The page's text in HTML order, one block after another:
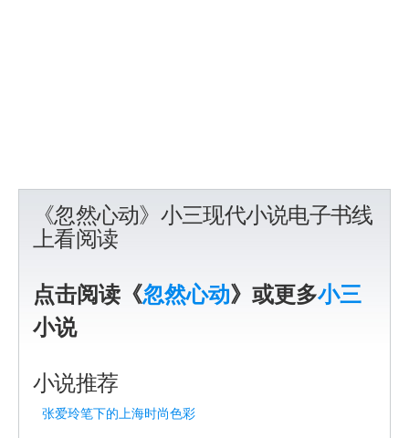
《忽然心动》小三现代小说电子书线
上看阅读
点击阅读《忽然心动》或更多小三
小说
小说推荐
张爱玲笔下的上海时尚色彩